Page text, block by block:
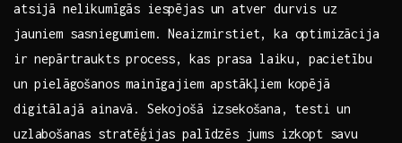
atsijā ‍nelikumīgās iespējas un atver durvis‌ uz
jauniem sasniegumiem. Neaizmirstiet, ka optimizācija
ir⁣ nepārtraukts process,⁣ kas⁣ prasa laiku, ​pacietību⁢
un ⁣pielāgošanos mainīgajiem apstākļiem kopējā
digitālajā ainavā. Sekojošā izsekošana,⁢ testi ‍un
uzlabošanas stratēģijas palīdzēs⁣ jums izkopt savu